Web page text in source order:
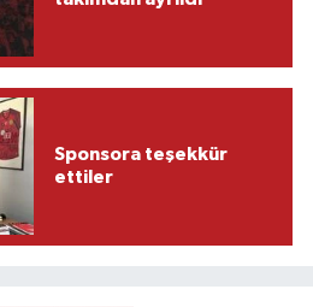
Sponsora teşekkür
ettiler